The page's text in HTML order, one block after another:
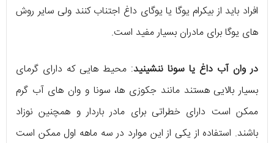
افراد باید از بیکرام یوگا یا یوگای داغ اجتناب کنند ولی سایر روش
های یوگا برای مادران بسیار مفید است.
در وان آب داغ یا سونا ننشینید: محیط هایی که دارای گرمای
بسیار بالایی هستند مانند جکوزی ها، سونا و وان های آب گرم
ممکن است دارای خطراتی برای مادر باردار و همچنین نوزاد
باشند. استفاده از یکی از این موارد در سه ماهه اول ممکن است